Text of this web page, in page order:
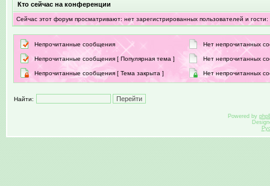
Кто сейчас на конференции
Сейчас этот форум просматривают: нет зарегистрированных пользователей и гости:
Непрочитанные сообщения Нет непрочитанных
Непрочитанные сообщения [ Популярная тема ] Нет непрочитанных
Непрочитанные сообщения [ Тема закрыта ] Нет непрочитанных
Найти:
Powered by